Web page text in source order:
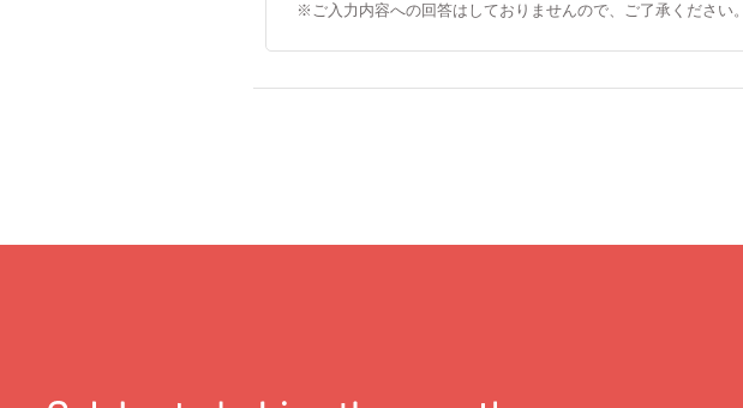
※ご入力内容への回答はしておりませんので、ご了承ください。